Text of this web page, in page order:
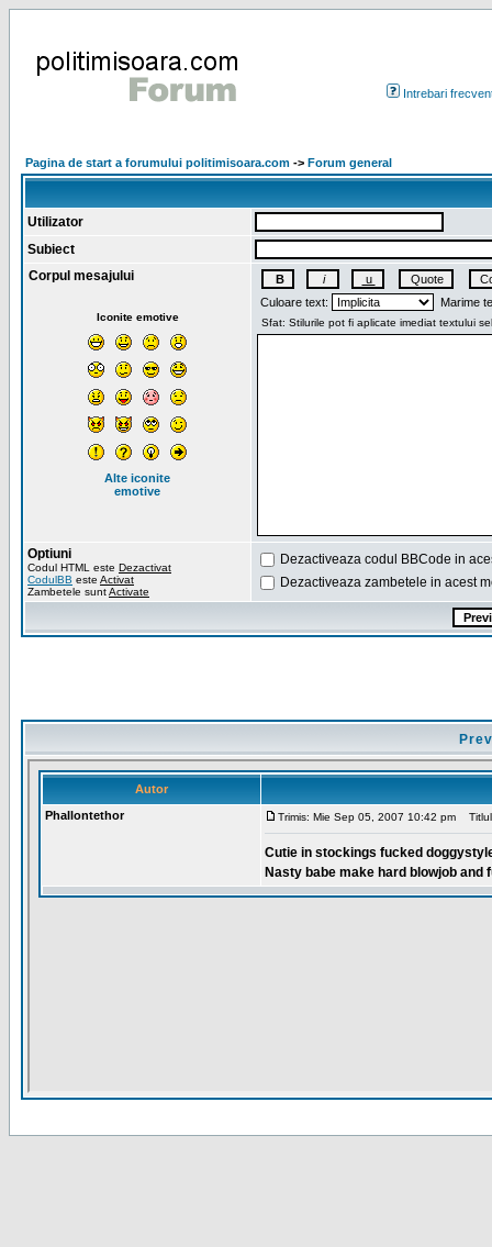
Intrebari
Pagina de start a forumului politimisoara.com -> Forum general
Utilizator
Subiect
Corpul mesajului
Iconite emotive
Alte iconite
emotive
Culoare text: Marime
Optiuni
Codul HTML este Dezactivat
CodulBB este Activat
Zambetele suntActivate
Dezactiveaza codul BBCode in
Dezactiveaza zambetele in acest